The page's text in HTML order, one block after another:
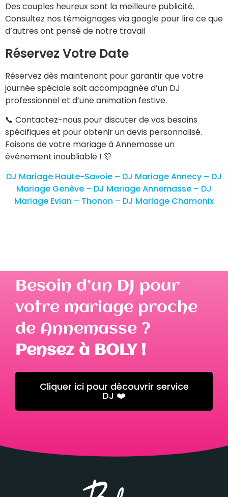
Des couples heureux sont la meilleure publicité.
Consultez nos témoignages via google pour lire ce que
d’autres ont pensé de notre travail
Réservez Votre Date
Réservez dès maintenant pour garantir que votre
journée spéciale soit accompagnée d’un DJ
professionnel et d’une animation festive.
📞 Contactez-nous pour discuter de vos besoins
spécifiques et pour obtenir un devis personnalisé.
Faisons de votre mariage à Annemasse un
événement inoubliable ! 🎊
DJ Mariage Haute-Savoie – DJ Mariage Annecy – DJ
Mariage Genève – DJ Mariage Annemasse – DJ
Mariage Evian – Thonon – DJ Mariage Chamonix
Besoin d’un DJ pour
votre mariage proche
de Annemasse ?
Pensez à BOLY !
Cliquer ici pour découvrir service
DJ ❤️